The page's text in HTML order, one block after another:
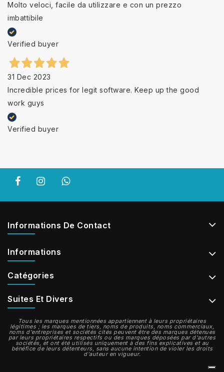
Molto veloci, facile da utilizzare e con un prezzo
imbattibile
Verified buyer
31 Dec 2023
Incredible prices for legit software. Keep up the good
work guys
Verified buyer
Informations De Contact
Informations
Catégories
Suites Et Divers
Tous les marques mentionnées appartiennent à leurs propriétaires
légitimes ; les marques de tiers, noms de produits, noms commerciaux,
noms d'entreprises et sociétés cités peuvent être des marques détenues
par leurs propriétaires respectifs ou des marques déposées par d'autres
sociétés, et ont été utilisés uniquement à des fins explicatives et au
bénéfice de leurs détenteurs, sans aucune intention de violer les droits
d'auteur en vigueur.